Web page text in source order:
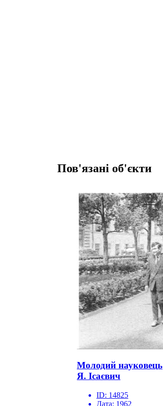
Пов'язані об'єкти
Молодий науковець
Я. Ісаєвич
ID: 14825
Дата: 1962